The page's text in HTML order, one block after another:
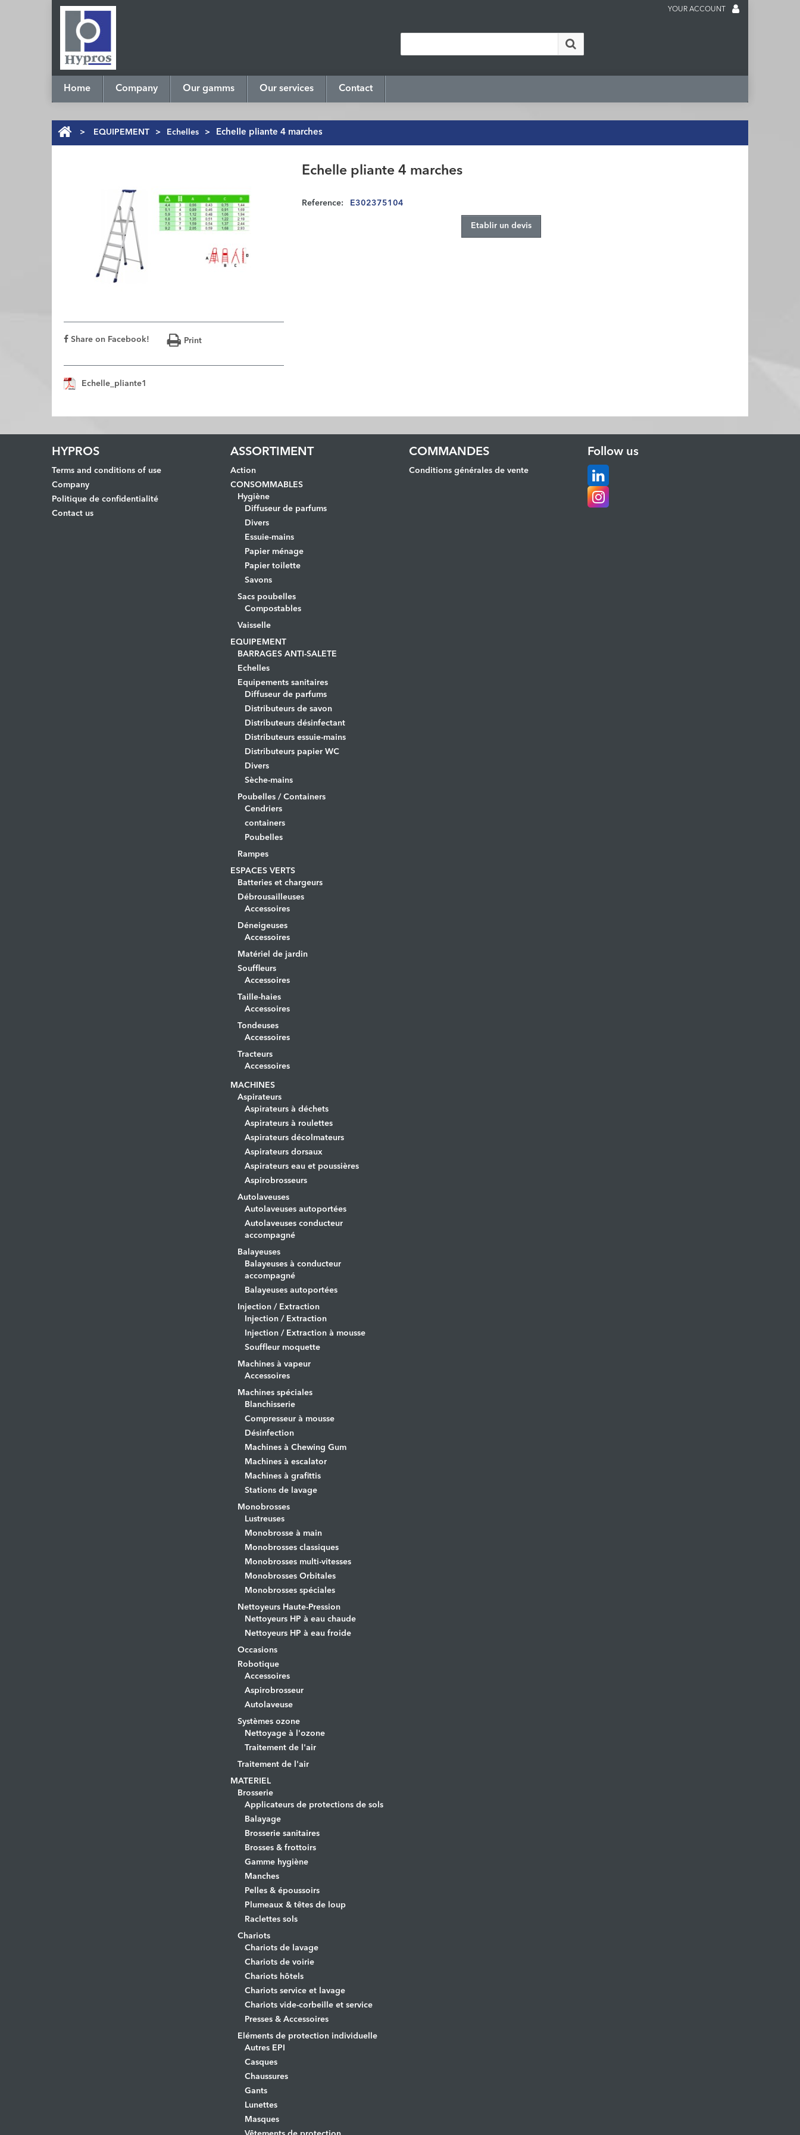
YOUR ACCOUNT
Home Company Our gamms Our services Contact
> EQUIPEMENT > Echelles > Echelle pliante 4 marches
Share on Facebook! Print
Echelle_pliante1
Echelle pliante 4 marches
Reference: E302375104
Etablir un devis
HYPROS
Terms and conditions of use
Company
Politique de confidentialité
Contact us
ASSORTIMENT
Action
CONSOMMABLES
Hygiène
Diffuseur de parfums
Divers
Essuie-mains
Papier ménage
Papier toilette
Savons
Sacs poubelles
Compostables
Vaisselle
EQUIPEMENT
BARRAGES ANTI-SALETE
Echelles
Equipements sanitaires
Diffuseur de parfums
Distributeurs de savon
Distributeurs désinfectant
Distributeurs essuie-mains
Distributeurs papier WC
Divers
Sèche-mains
Poubelles / Containers
Cendriers
containers
Poubelles
Rampes
ESPACES VERTS
Batteries et chargeurs
Débrousailleuses
Accessoires
Déneigeuses
Accessoires
Matériel de jardin
Souffleurs
Accessoires
Taille-haies
Accessoires
Tondeuses
Accessoires
Tracteurs
Accessoires
MACHINES
Aspirateurs
Aspirateurs à déchets
Aspirateurs à roulettes
Aspirateurs décolmateurs
Aspirateurs dorsaux
Aspirateurs eau et poussières
Aspirobrosseurs
Autolaveuses
Autolaveuses autoportées
Autolaveuses conducteur
accompagné
Balayeuses
Balayeuses à conducteur
accompagné
Balayeuses autoportées
Injection / Extraction
Injection / Extraction
Injection / Extraction à mousse
Souffleur moquette
Machines à vapeur
Accessoires
Machines spéciales
Blanchisserie
Compresseur à mousse
Désinfection
Machines à Chewing Gum
Machines à escalator
Machines à grafittis
Stations de lavage
Monobrosses
Lustreuses
Monobrosse à main
Monobrosses classiques
Monobrosses multi-vitesses
Monobrosses Orbitales
Monobrosses spéciales
Nettoyeurs Haute-Pression
Nettoyeurs HP à eau chaude
Nettoyeurs HP à eau froide
Occasions
Robotique
Accessoires
Aspirobrosseur
Autolaveuse
Systèmes ozone
Nettoyage à l'ozone
Traitement de l'air
Traitement de l'air
MATERIEL
Brosserie
Applicateurs de protections de sols
Balayage
Brosserie sanitaires
Brosses & frottoirs
Gamme hygiène
Manches
Pelles & époussoirs
Plumeaux & têtes de loup
Raclettes sols
Chariots
Chariots de lavage
Chariots de voirie
Chariots hôtels
Chariots service et lavage
Chariots vide-corbeille et service
Presses & Accessoires
Eléments de protection individuelle
Autres EPI
Casques
Chaussures
Gants
Lunettes
Masques
COMMANDES
Conditions générales de vente
Follow us